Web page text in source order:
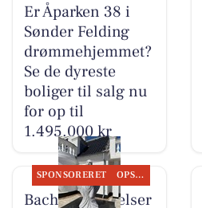
Er Åparken 38 i
Sønder Felding
drømmehjemmet?
Se de dyreste
boliger til salg nu
for op til
1.495.000 kr
SPONSORERET OPSLAGSTAVLEN
Bachs Begravelser